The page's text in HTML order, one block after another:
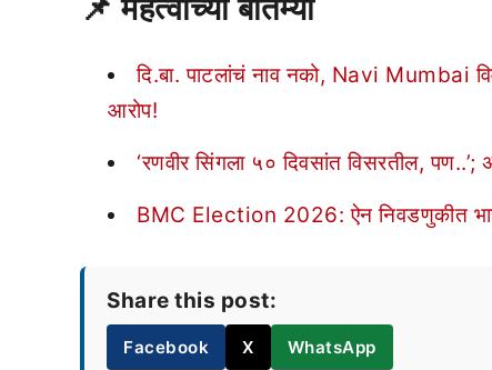
📌 महत्वाच्या बातम्या
दि.बा. पाटलांचं नाव नको, Navi Mumbai
आरोप!
‘रणवीर सिंगला ५० दिवसांत विसरतील, पण..’;
BMC Election 2026: ऐन निवडणुकीत
Share this post:
Facebook X WhatsApp